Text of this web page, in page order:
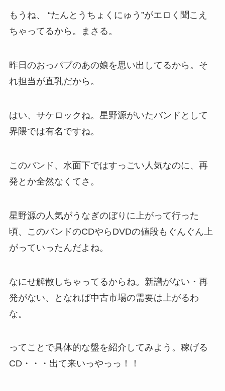
もうね、 “たんとうちょくにゅう”がエロく聞こえ
ちゃってるから。まさる。
昨日のおっパブのあの娘を思い出してるから。そ
れ担当が直乳だから。
はい、サケロックね。星野源がいたバンドとして
界隈では有名ですね。
このバンド、水面下ではすっごい人気なのに、再
発とか全然なくてさ。
星野源の人気がうなぎのぼりに上がって行った
頃、このバンドのCDやらDVDの値段もぐんぐん上
がっていったんだよね。
なにせ解散しちゃってるからね。新譜がない・再
発がない、となれば中古市場の需要は上がるわ
な。
ってことで具体的な盤を紹介してみよう。稼げる
CD・・・出て来いっやっっ！！